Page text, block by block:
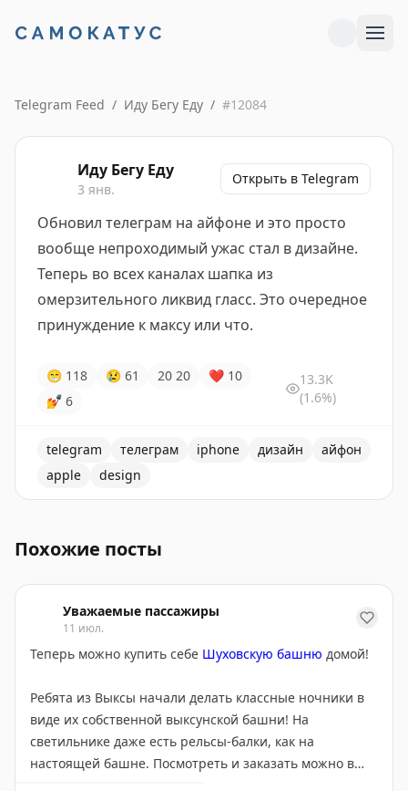
Telegram Feed / Иду Бегу Еду / #12084
Иду Бегу Еду
3 янв.
Открыть в Telegram
Обновил телеграм на айфоне и это просто
вообще непроходимый ужас стал в дизайне.
Теперь во всех каналах шапка из
омерзительного ликвид гласс. Это очередное
принуждение к максу или что.
😁 118 😢 61 20 20 ❤ 10
💅 6
13.3K
(1.6%)
telegram телеграм iphone дизайн
айфон
apple
design
Похожие посты
Уважаемые пассажиры
11 июл.
Теперь можно купить себе Шуховскую башню домой!
Ребята из Выксы начали делать классные ночники в
виде их собственной выксунской башни! На
светильнике даже есть рельсы-балки, как на
настоящей башне. Посмотреть и заказать можно в